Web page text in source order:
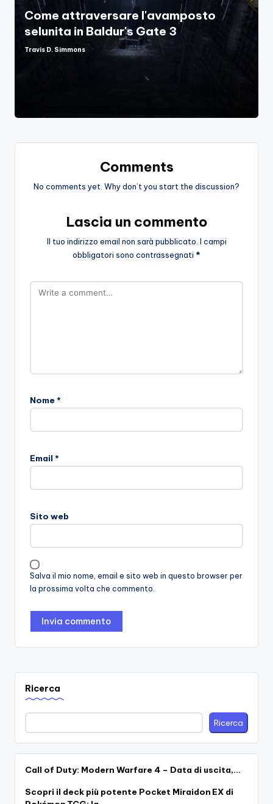
Come attraversare l'avamposto
selunita in Baldur's Gate 3
Posted
Travis D. Simmons
Comments
No comments yet. Why don’t you start the discussion?
Lascia un commento
Il tuo indirizzo email non sarà pubblicato. I campi
obbligatori sono contrassegnati *
Nome *
Email *
Sito web
Salva il mio nome, email e sito web in questo browser per
la prossima volta che commento.
Ricerca
Ricerca
Call of Duty: Modern Warfare 4 – Data di uscita,…
Scopri il deck più potente Pocket Miraidon EX di